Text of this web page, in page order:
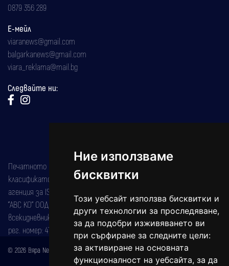
Ние използваме
бисквитки
Този уебсайт използва бисквитки и
други технологии за проследяване,
за да подобри изживяването ви
при сърфиране за следните цели:
за активиране на основната
функционалност на уебсайта, за да
0879 356 289
Е-мейл
viaranews@gmail.com
balgarkanews@gmail.com
viara_reklama@mail.bg
Следвайте ни:
Печатното издание на вестника е регистрирано в националния
класификатор на печатните издания (Българска национална
агенция за ISSN) под номер: ISSN 1312-4722.
"АВС КО" ООД е притежател на марката: Вяра информационен
всекидневник на югозападна България, със свидетелство за марка
рег. номер: 47857/11.05.2004 година.
© 2026 Вяра News Всички права запазени!
Created byDREAMmedia Creative Studio